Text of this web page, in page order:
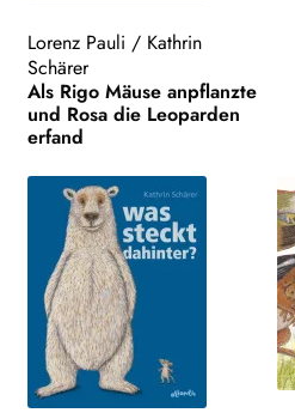
Lorenz Pauli / Kathrin
Schärer
Als Rigo Mäuse anpflanzte
und Rosa die Leoparden
erfand